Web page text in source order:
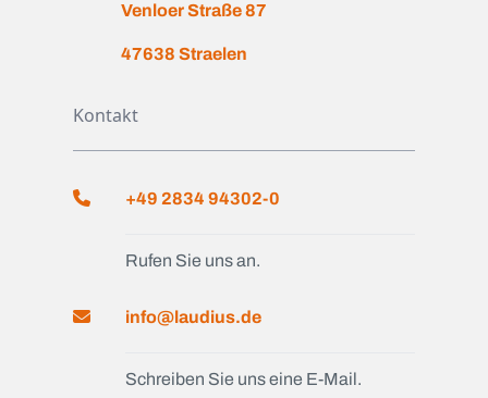
Venloer Straße 87
47638 Straelen
Kontakt
+49 2834 94302-0
Rufen Sie uns an.
info@laudius.de
Schreiben Sie uns eine E-Mail.